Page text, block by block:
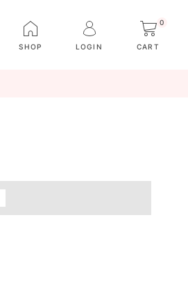
SHOP LOGIN
0
CART